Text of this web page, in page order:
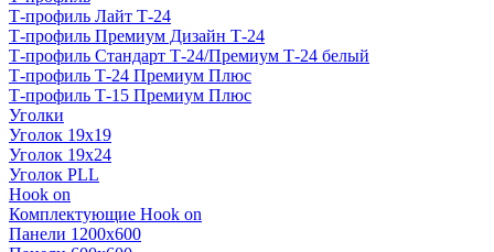
Т-профиль Лайт Т-24
Т-профиль Премиум Дизайн Т-24
Т-профиль Стандарт Т-24/Премиум Т-24 белый
Т-профиль Т-24 Премиум Плюс
Т-профиль Т-15 Премиум Плюс
Уголки
Уголок 19х19
Уголок 19х24
Уголок PLL
Hook on
Комплектующие Hook on
Панели 1200х600